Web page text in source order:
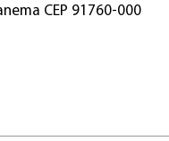
CEP 91760-000